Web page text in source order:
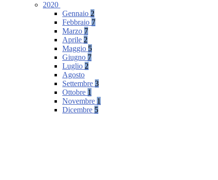
2020
Gennaio 2
Febbraio 7
Marzo 7
Aprile 2
Maggio 5
Giugno 7
Luglio 2
Agosto
Settembre 3
Ottobre 1
Novembre 1
Dicembre 5